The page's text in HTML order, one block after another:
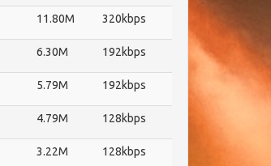
11.80M 320kbps
6.30M 192kbps
5.79M 192kbps
4.79M 128kbps
3.22M 128kbps